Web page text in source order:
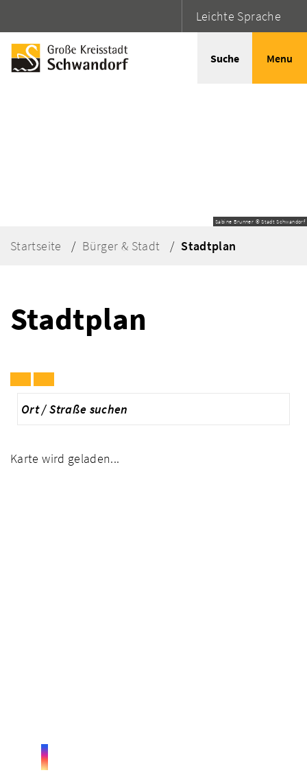
Leichte Sprache
Suche Menu
Sabine Brunner © Stadt Schwandorf
Startseite Bürger & Stadt Stadtplan
Stadtplan
Karte wird geladen...